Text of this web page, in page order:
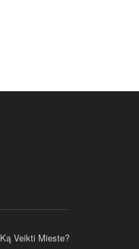
Ką Veikti Mieste?